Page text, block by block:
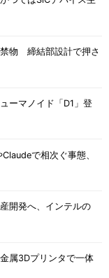
禁物 締結部設計で押さ
ーマノイド「D1」登
で相次ぐ事態、
開発へ、インテルの
属3Dプリンタで一体